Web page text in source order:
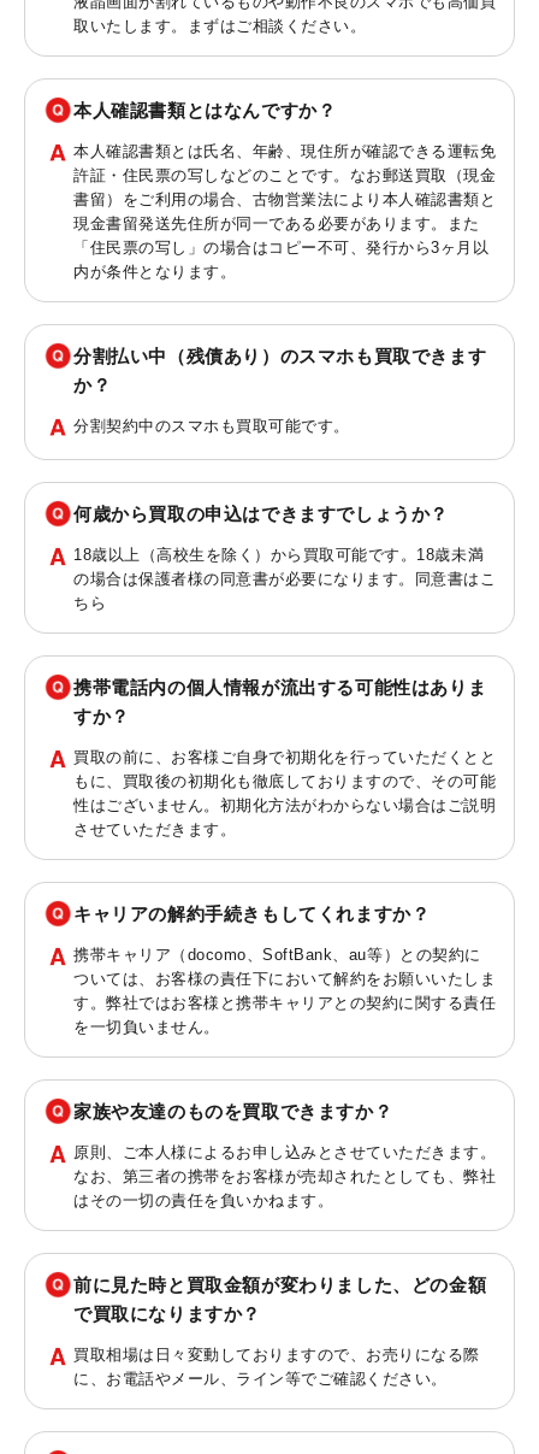
取いたします。まずはご相談ください。
本人確認書類とはなんですか？
本人確認書類とは氏名、年齢、現住所が確認できる運転免
許証・住民票の写しなどのことです。なお郵送買取（現金
書留）をご利用の場合、古物営業法により本人確認書類と
現金書留発送先住所が同一である必要があります。また
「住民票の写し」の場合はコピー不可、発行から3ヶ月以
内が条件となります。
分割払い中（残債あり）のスマホも買取できます
か？
分割契約中のスマホも買取可能です。
何歳から買取の申込はできますでしょうか？
18歳以上（高校生を除く）から買取可能です。18歳未満
の場合は保護者様の同意書が必要になります。同意書は こ
ちら
携帯電話内の個人情報が流出する可能性はありま
すか？
買取の前に、お客様ご自身で初期化を行っていただくとと
もに、買取後の初期化も徹底しておりますので、その可能
性はございません。初期化方法がわからない場合はご説明
させていただきます。
キャリアの解約手続きもしてくれますか？
携帯キャリア（docomo、SoftBank、au等）との契約に
ついては、お客様の責任下において解約をお願いいたしま
す。弊社ではお客様と携帯キャリアとの契約に関する責任
を一切負いません。
家族や友達のものを買取できますか？
原則、ご本人様によるお申し込みとさせていただきます。
なお、第三者の携帯をお客様が売却されたとしても、弊社
はその一切の責任を負いかねます。
前に見た時と買取金額が変わりました、どの金額
で買取になりますか？
買取相場は日々変動しておりますので、お売りになる際
に、お電話やメール、ライン等でご確認ください。